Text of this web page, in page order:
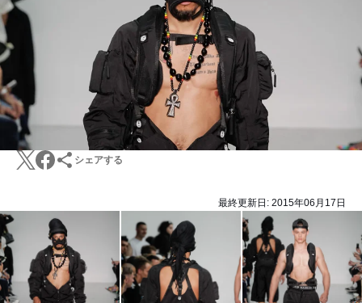
シェアする
最終更新日: 2015年06月17日